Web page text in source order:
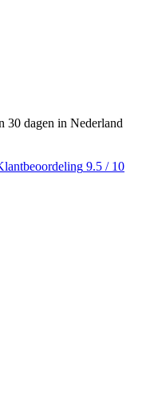
30 dagen in Nederland
9.5 / 10